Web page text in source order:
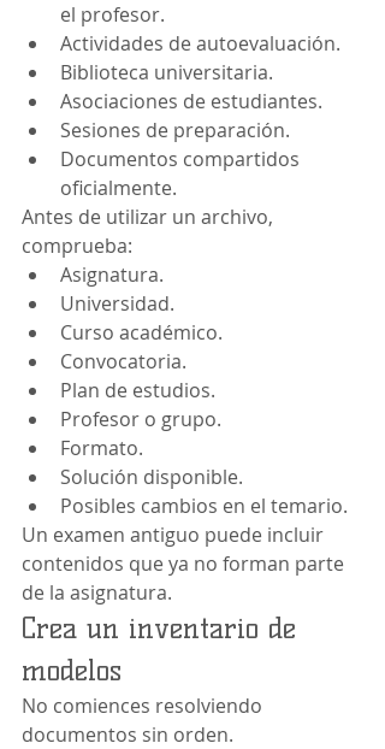
el profesor.
Actividades de autoevaluación.
Biblioteca universitaria.
Asociaciones de estudiantes.
Sesiones de preparación.
Documentos compartidos
oficialmente.
Antes de utilizar un archivo,
comprueba:
Asignatura.
Universidad.
Curso académico.
Convocatoria.
Plan de estudios.
Profesor o grupo.
Formato.
Solución disponible.
Posibles cambios en el temario.
Un examen antiguo puede incluir
contenidos que ya no forman parte
de la asignatura.
Crea un inventario de
modelos
No comiences resolviendo
documentos sin orden.